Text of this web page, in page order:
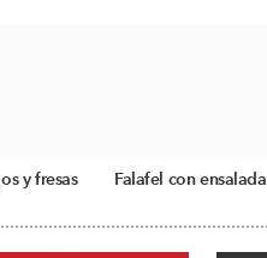
y fresas Falafel con ensalada